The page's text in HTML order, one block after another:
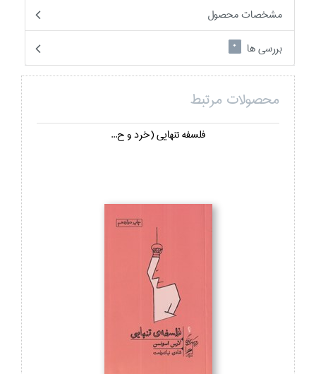
مشخصات محصول
بررسی ها
0
محصولات مرتبط
فلسفه تنهايي (خرد و ح...